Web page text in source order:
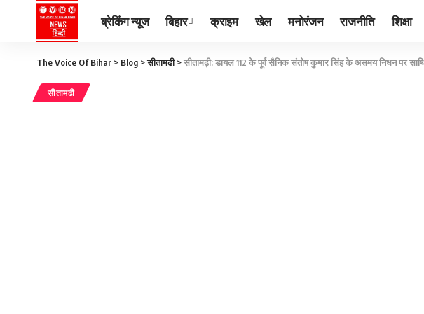
ब्रेकिंग न्यूज बिहार क्राइम खेल मनोरंजन राजनीति शिक्षा
The Voice Of Bihar > Blog >सीतामढी>सीतामढ़ी: डायल 112 के पूर्व सैनिक संतोष कुमार सिंह के असमय निधन पर
सीतामढी